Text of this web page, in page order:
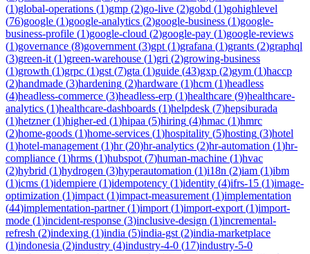
(1)global-operations (1)gmp (2)go-live (2)gobd (1)gohighlevel
(76)google (1)google-analytics (2)google-business (1)google-
business-profile (1)google-cloud (2)google-pay (1)google-reviews
(1)governance (8)government (3)gpt (1)grafana (1)grants (2)graphql
(3)green-it (1)green-warehouse (1)gri (2)growing-business
(1)growth (1)grpc (1)gst (7)gta (1)guide (43)gxp (2)gym (1)haccp
(2)handmade (3)hardening (2)hardware (1)hcm (1)headless
(4)headless-commerce (3)headless-erp (1)healthcare (9)healthcare-
analytics (1)healthcare-dashboards (1)helpdesk (7)hepsiburada
(1)hetzner(1)higher-ed (1)hipaa (5)hiring (4)hmac (1)hmrc
(2)home-goods (1)home-services (1)hospitality (5)hosting (3)hotel
(1)hotel-management (1)hr(20)hr-analytics (2)hr-automation (1)hr-
compliance (1)hrms (1)hubspot (7)human-machine (1)hvac
(2)hybrid (1)hydrogen (3)hyperautomation (1)i18n (2)iam (1)ibm
(1)icms (1)idempiere (1)idempotency (1)identity (4)ifrs-15 (1)image-
optimization (1)impact (1)impact-measurement (1)implementation
(44)implementation-partner(1)import (1)import-export (1)import-
mode (1)incident-response (3)inclusive-design (1)incremental-
refresh (2)indexing (1)india (5)india-gst (2)india-marketplace
(1)indonesia (2)industry (4)industry-4-0 (17)industry-5-0